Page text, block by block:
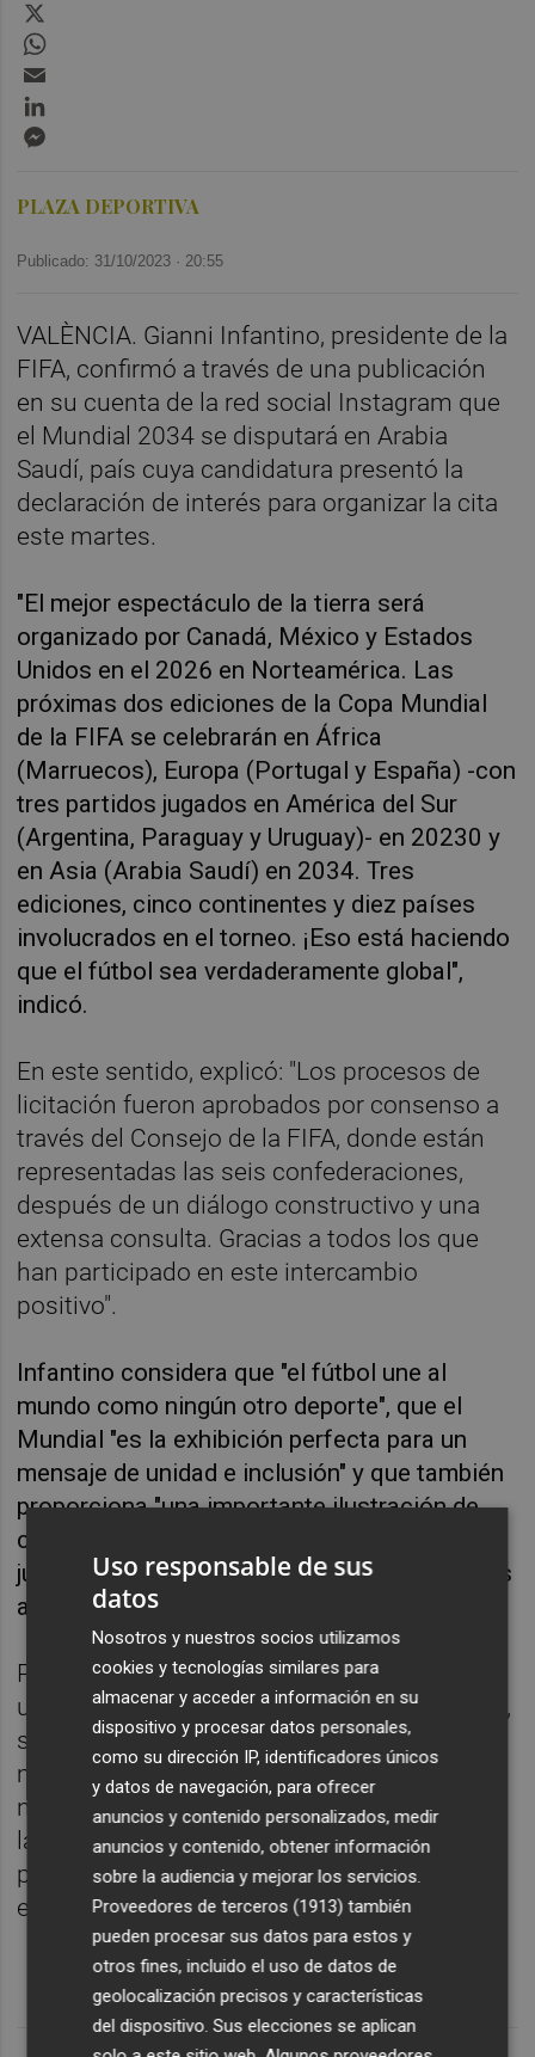
PLAZA DEPORTIVA
Publicado: 31/10/2023 · 20:55
VALÈNCIA. Gianni Infantino, presidente de la
FIFA, confirmó a través de una publicación
en su cuenta de la red social Instagram que
el Mundial 2034 se disputará en Arabia
Saudí, país cuya candidatura presentó la
declaración de interés para organizar la cita
este martes.
"El mejor espectáculo de la tierra será
organizado por Canadá, México y Estados
Unidos en el 2026 en Norteamérica. Las
próximas dos ediciones de la Copa Mundial
de la FIFA se celebrarán en África
(Marruecos), Europa (Portugal y España) -con
tres partidos jugados en América del Sur
(Argentina, Paraguay y Uruguay)- en 20230 y
en Asia (Arabia Saudí) en 2034. Tres
ediciones, cinco continentes y diez países
involucrados en el torneo. ¡Eso está haciendo
que el fútbol sea verdaderamente global",
indicó.
En este sentido, explicó: "Los procesos de
licitación fueron aprobados por consenso a
través del Consejo de la FIFA, donde están
representadas las seis confederaciones,
después de un diálogo constructivo y una
extensa consulta. Gracias a todos los que
han participado en este intercambio
positivo".
Infantino considera que "el fútbol une al
mundo como ningún otro deporte", que el
Mundial "es la exhibición perfecta para un
mensaje de unidad e inclusión" y que también
proporciona "una importante ilustración de
cómo las diferentes culturas pueden estar
juntas y aprender a entenderse mejor las unas
a las otras".
Por último opina que mientras vivimos "en
un mundo cada vez más dividido y agresivo",
se muestra que el fútbol "se une como nada
más", y concluye diciendo que "todos
necesitamos estas ocasiones de unidad y
las próximas Copas del Mundo de la FIFA
proporcionan una fuerza única para el bien
en este sentido".
Uso responsable de sus
datos
Nosotros y nuestros socios utilizamos
cookies y tecnologías similares para
almacenar y acceder a información en su
dispositivo y procesar datos personales,
como su dirección IP, identificadores únicos
y datos de navegación, para ofrecer
anuncios y contenido personalizados, medir
anuncios y contenido, obtener información
sobre la audiencia y mejorar los servicios.
Proveedores de terceros (1913) también
pueden procesar sus datos para estos y
otros fines, incluido el uso de datos de
geolocalización precisos y características
del dispositivo. Sus elecciones se aplican